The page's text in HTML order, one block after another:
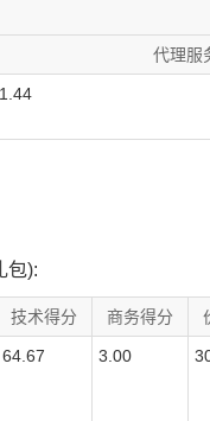
代理服
1.44
包):
技术得分 商务得分
64.67 3.00